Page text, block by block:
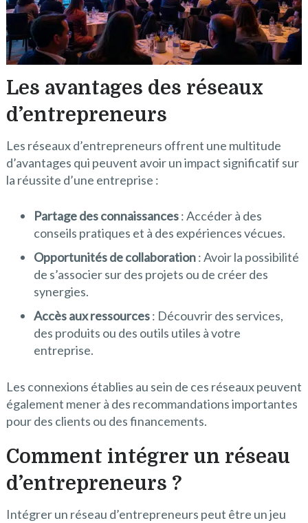
Les avantages des réseaux
d’entrepreneurs
Les réseaux d’entrepreneurs offrent une multitude
d’avantages qui peuvent avoir un impact significatif sur
la réussite d’une entreprise :
Partage des connaissances: Accéder à des
conseils pratiques et à des expériences vécues.
Opportunités de collaboration: Avoir la possibilité
de s’associer sur des projets ou de créer des
synergies.
Accès aux ressources: Découvrir des services,
des produits ou des outils utiles à votre
entreprise.
Les connexions établies au sein de ces réseaux peuvent
également mener à des recommandations importantes
pour des clients ou des financements.
Comment intégrer un réseau
d’entrepreneurs ?
Intégrer un réseau d’entrepreneurs peut être un jeu